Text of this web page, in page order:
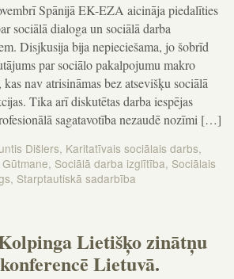
Spānijā EK-EZA aicināja piedalīties
sociālā dialoga un sociālā darba
Disjkusija bija nepieciešama, jo šobrīd
par sociālo pakalpojumu makro
nav atrisināmas bez atsevišķu sociālā
Tika arī diskutētas darba iespējas
sagatavotība nezaudē nozīmi […]
Dišlers, Karitatīvais sociālais darbs,
, Sociālā darba izglītība, Sociālais
, Starptautiskā sadarbība
Lietišķo zinātņu
Lietuvā.